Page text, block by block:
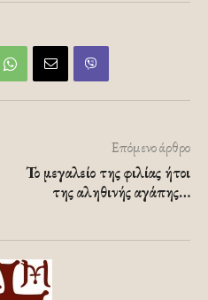
Επόμενο άρθρο
Το μεγαλείο της φιλίας ήτοι
της αληθινής αγάπης…